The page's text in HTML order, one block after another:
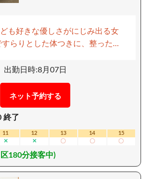
も好きな優しさがにじみ出る女
も魅力のひとつです。 穏やか
出勤日時:8月07日
ネット予約する
終了
11
✕
12
✕
13
〇
14
〇
15
〇
180分接客中)